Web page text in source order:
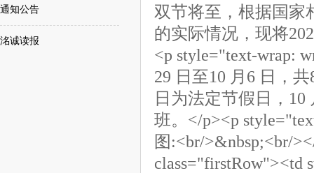
通知公告
洺诚读报
双节将至，根据国家
的实际情况，现将
<p style="text-wrap:
29 日至10 月6 日，
日为法定节假日，
班。</p><p
图:<br/>&nbsp;<br/
class="firstRow"><td